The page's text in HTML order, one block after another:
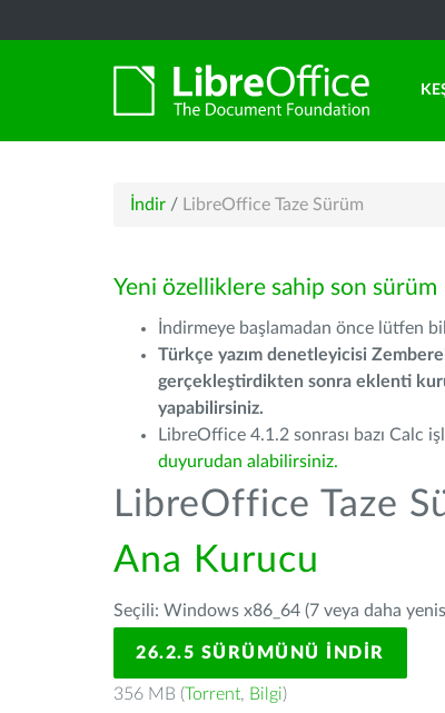
İndir / LibreOffice Taze Sürüm
Yeni özelliklere sahip son sürüm
İndirmeye başlamadan önce lütfen
Türkçe yazım denetleyicisi
gerçekleştirdikten sonra eklenti
yapabilirsiniz.
LibreOffice 4.1.2 sonrası bazı Calc
duyurudan alabilirsiniz.
LibreOffice Taze
Ana Kurucu
Seçili: Windows x86_64 (7 veya daha
26.2.5 SÜRÜMÜNÜ İNDIR
356 MB (Torrent, Bilgi)